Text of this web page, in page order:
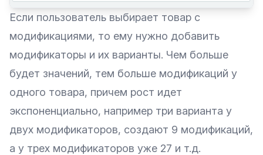
Если пользователь выбирает товар с
модификациями, то ему нужно добавить
модификаторы и их варианты. Чем больше
будет значений, тем больше модификаций у
одного товара, причем рост идет
экспоненциально, например три варианта у
двух модификаторов, создают 9 модификаций,
а у трех модификаторов уже 27 и т.д.